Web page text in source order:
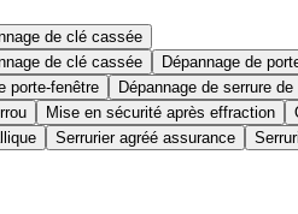
de clé cassée
de clé cassée Dépannage de
porte-fenêtre Dépannage de serrure
Mise en sécurité après effraction
Serrurier agréé assurance